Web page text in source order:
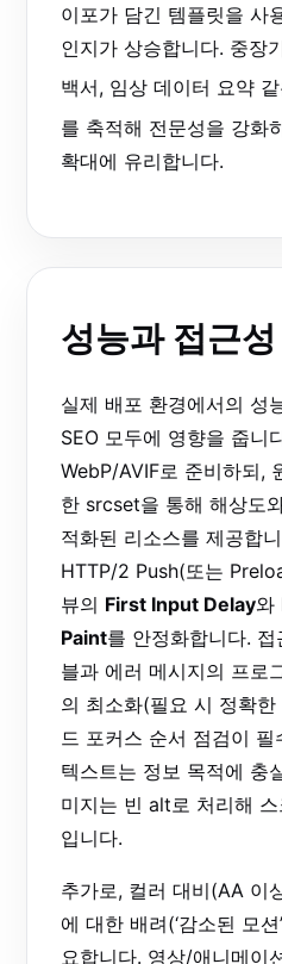
이포가 담긴 템플릿을 사
인지가 상승합니다. 중장
백서, 임상 데이터 요약
를 축적해 전문성을 강화
확대에 유리합니다.
성능과 접근
실제 배포 환경에서의 성
SEO 모두에 영향을 줍니
WebP/AVIF로 준비하되,
한 srcset을 통해 해상도
적화된 리소스를 제공합
HTTP/2 Push(또는
뷰의 First Input Delay와
Paint를 안정화합니다.
블과 에러 메시지의 프로
의 최소화(필요 시 정확한
드 포커스 순서 점검이
텍스트는 정보 목적에 충
미지는 빈 alt로 처리해
입니다.
추가로, 컬러 대비(AA 이
에 대한 배려(‘감소된 모
요합니다. 영상/애니메이